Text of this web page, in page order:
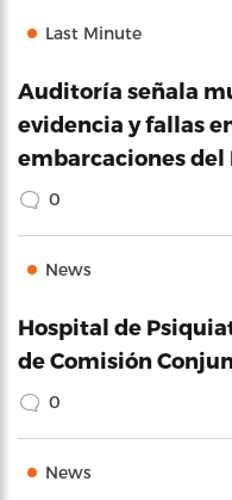
Last Minute
Auditoría señala
evidencia y fallas
embarcaciones del
0
News
Hospital de
de Comisión
0
News